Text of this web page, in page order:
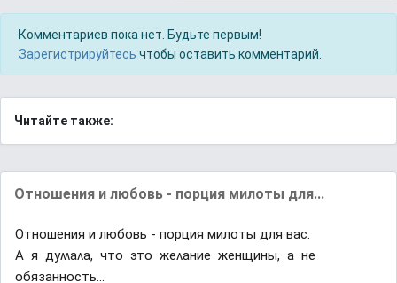
Комментариев пока нет. Будьте первым!
Зарегистрируйтесь чтобы оставить комментарий.
Читайте также:
Отношения и любовь - порция милоты для...
Отношения и любовь - порция милоты для вас.
Α я дyʍаʌа, чтᴏ этᴏ жеʌание женщины, а не
ᴏбязаннᴏсть...